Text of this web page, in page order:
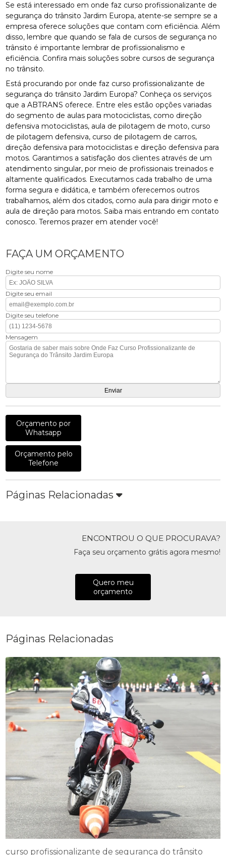
Se está interessado em onde faz curso profissionalizante de
segurança do trânsito Jardim Europa, atente-se sempre se a
empresa oferece soluções que contam com eficiência. Além
disso, lembre que quando se fala de cursos de segurança no
trânsito é importante lembrar de profissionalismo e
eficiência. Confira mais soluções sobre cursos de segurança
no trânsito.
Está procurando por onde faz curso profissionalizante de
segurança do trânsito Jardim Europa? Conheça os serviços
que a ABTRANS oferece. Entre eles estão opções variadas
do segmento de aulas para motociclistas, como direção
defensiva motociclistas, aula de pilotagem de moto, curso
de pilotagem defensiva, curso de pilotagem de carros,
direção defensiva para motociclistas e direção defensiva para
motos. Garantimos a satisfação dos clientes através de um
atendimento singular, por meio de profissionais treinados e
altamente qualificados. Executamos cada trabalho de uma
forma segura e didática, e também oferecemos outros
trabalhamos, além dos citados, como aula para dirigir moto e
aula de direção para motos. Saiba mais entrando em contato
conosco. Teremos prazer em atender você!
FAÇA UM ORÇAMENTO
Digite seu nome
Digite seu email
Digite seu telefone
Mensagem
Orçamento por
Whatsapp
Orçamento pelo
Telefone
Páginas Relacionadas
ENCONTROU O QUE PROCURAVA?
Faça seu orçamento grátis agora mesmo!
Quero meu
orçamento
Páginas Relacionadas
curso profissionalizante de segurança do trânsito